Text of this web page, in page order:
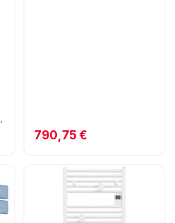
790,75 €